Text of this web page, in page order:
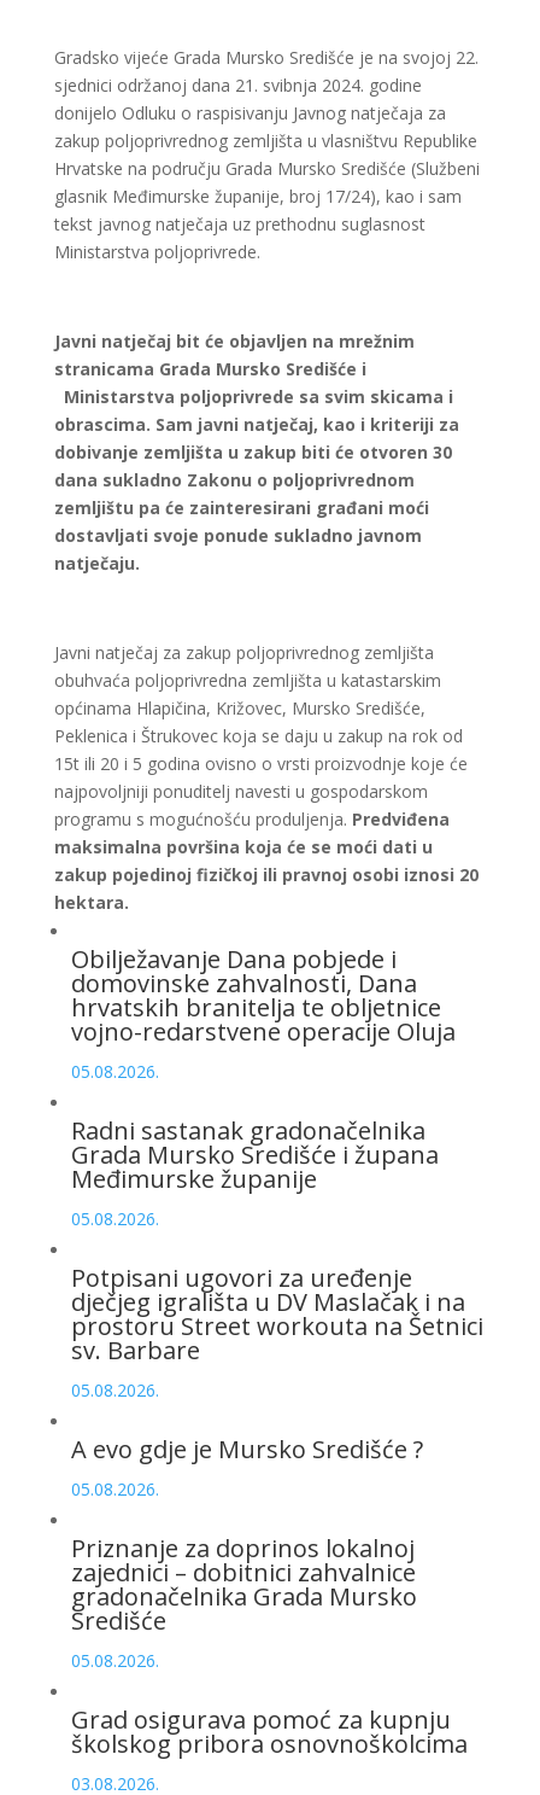
Gradsko vijeće Grada Mursko Središće je na svojoj 22.
sjednici održanoj dana 21. svibnja 2024. godine
donijelo Odluku o raspisivanju Javnog natječaja za
zakup poljoprivrednog zemljišta u vlasništvu Republike
Hrvatske na području Grada Mursko Središće (Službeni
glasnik Međimurske županije, broj 17/24), kao i sam
tekst javnog natječaja uz prethodnu suglasnost
Ministarstva poljoprivrede.
Javni natječaj bit će objavljen na mrežnim
stranicama Grada Mursko Središće i
Ministarstva poljoprivrede sa svim skicama i
obrascima. Sam javni natječaj, kao i kriteriji za
dobivanje zemljišta u zakup biti će otvoren 30
dana sukladno Zakonu o poljoprivrednom
zemljištu pa će zainteresirani građani moći
dostavljati svoje ponude sukladno javnom
natječaju.
Javni natječaj za zakup poljoprivrednog zemljišta
obuhvaća poljoprivredna zemljišta u katastarskim
općinama Hlapičina, Križovec, Mursko Središće,
Peklenica i Štrukovec koja se daju u zakup na rok od
15t ili 20 i 5 godina ovisno o vrsti proizvodnje koje će
najpovoljniji ponuditelj navesti u gospodarskom
programu s mogućnošću produljenja. Predviđena
maksimalna površina koja će se moći dati u
zakup pojedinoj fizičkoj ili pravnoj osobi iznosi 20
hektara.
Obilježavanje Dana pobjede i
domovinske zahvalnosti, Dana
hrvatskih branitelja te obljetnice
vojno-redarstvene operacije Oluja
05.08.2026.
Radni sastanak gradonačelnika
Grada Mursko Središće i župana
Međimurske županije
05.08.2026.
Potpisani ugovori za uređenje
dječjeg igrališta u DV Maslačak i na
prostoru Street workouta na Šetnici
sv. Barbare
05.08.2026.
A evo gdje je Mursko Središće ?
05.08.2026.
Priznanje za doprinos lokalnoj
zajednici – dobitnici zahvalnice
gradonačelnika Grada Mursko
Središće
05.08.2026.
Grad osigurava pomoć za kupnju
školskog pribora osnovnoškolcima
03.08.2026.